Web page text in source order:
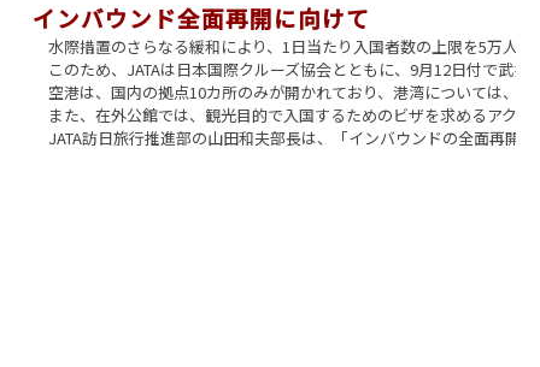
インバウンド全面再開に向けて
水際措置のさらなる緩和により、1日当たり入国者数の上限を5万人
このため、JATAは日本国際クルーズ協会とともに、9月12日付で武
空港は、国内の拠点10カ所のみが開かれており、港湾については、
また、在外公館では、観光目的で入国するためのビザを求めるアク
JATA訪日旅行推進部の山田和夫部長は、「インバウンドの全面再開